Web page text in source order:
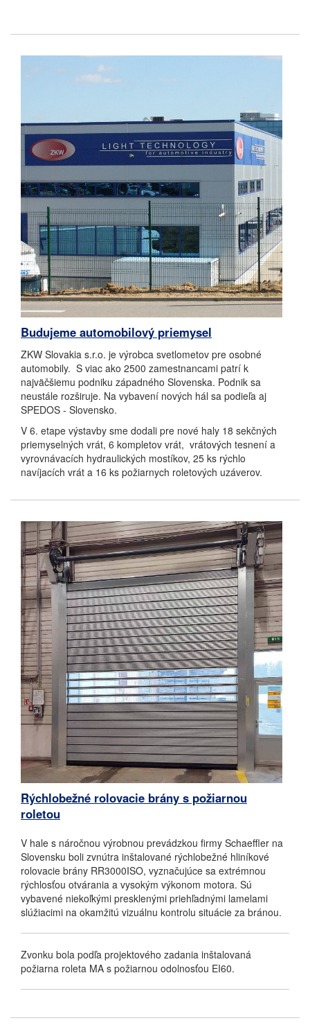
Budujeme automobilový priemysel
ZKW Slovakia s.r.o. je výrobca svetlometov pre osobné
automobily. S viac ako 2500 zamestnancami patrí k
najväčšiemu podniku západného Slovenska. Podnik sa
neustále rozširuje. Na vybavení nových hál sa podieľa aj
SPEDOS - Slovensko.
V 6. etape výstavby sme dodali pre nové haly 18 sekčných
priemyselných vrát, 6 kompletov vrát, vrátových tesnení a
vyrovnávacích hydraulických mostíkov, 25 ks rýchlo
navíjacích vrát a 16 ks požiarnych roletových uzáverov.
Rýchlobežné rolovacie brány s požiarnou
roletou
V hale s náročnou výrobnou prevádzkou firmy Schaeffler na
Slovensku boli zvnútra inštalované rýchlobežné hliníkové
rolovacie brány RR3000ISO, vyznačujúce sa extrémnou
rýchlosťou otvárania a vysokým výkonom motora. Sú
vybavené niekoľkými presklenými priehľadnými lamelami
slúžiacimi na okamžitú vizuálnu kontrolu situácie za bránou.
Zvonku bola podľa projektového zadania inštalovaná
požiarna roleta MA s požiarnou odolnosťou EI60.